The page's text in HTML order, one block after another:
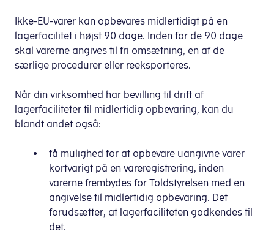
Ikke-EU-varer kan opbevares midlertidigt på en
lagerfacilitet i højst 90 dage. Inden for de 90 dage
skal varerne angives til fri omsætning, en af de
særlige procedurer eller reeksporteres.
Når din virksomhed har bevilling til drift af
lagerfaciliteter til midlertidig opbevaring, kan du
blandt andet også:
få mulighed for at opbevare uangivne varer
kortvarigt på en vareregistrering, inden
varerne frembydes for Toldstyrelsen med en
angivelse til midlertidig opbevaring. Det
forudsætter, at lagerfaciliteten godkendes til
det.